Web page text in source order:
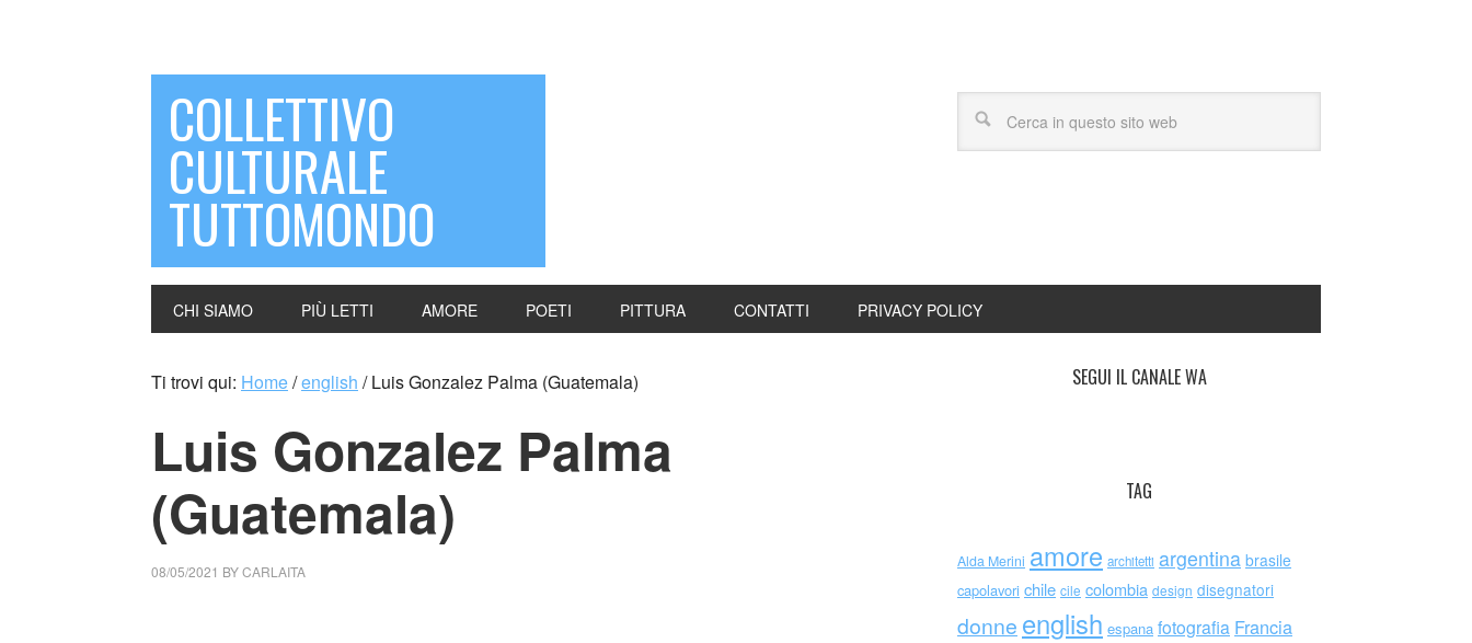
COLLETTIVO
CULTURALE
TUTTOMONDO
CHI SIAMO PIÙ LETTI AMORE POETI PITTURA CONTATTI PRIVACY POLICY
Ti trovi qui: Home/english /Luis Gonzalez Palma (Guatemala)
Luis Gonzalez Palma
(Guatemala)
08/05/2021 BYCARLAITA
SEGUI IL CANALE WA
TAG
Alda Merini amore architetti argentina brasile
capolavori chile cile colombia design disegnatori
donne english espana fotografia Francia